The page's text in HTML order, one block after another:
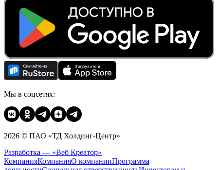
Мы в соцсетях:
2026 © ПАО «ТД Холдинг-Центр»
Разработка — «Веб Креатор»
КомпанияКомпанияО компанииПрограмма